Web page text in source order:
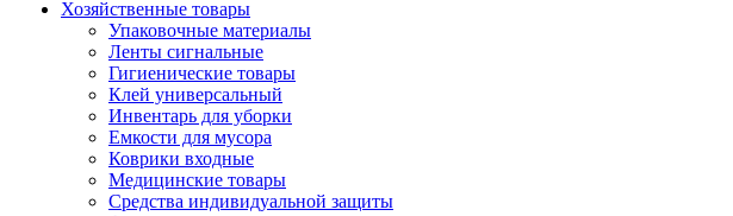
Хозяйственные товары
Упаковочные материалы
Ленты сигнальные
Гигиенические товары
Клей универсальный
Инвентарь для уборки
Емкости для мусора
Коврики входные
Медицинские товары
Средства индивидуальной защиты